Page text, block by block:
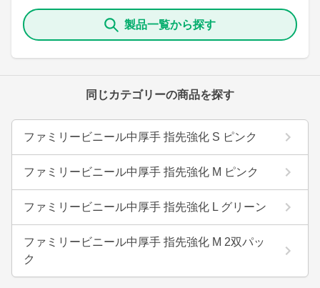
製品一覧から探す
同じカテゴリーの商品を探す
ファミリービニール中厚手 指先強化 S ピンク
ファミリービニール中厚手 指先強化 M ピンク
ファミリービニール中厚手 指先強化 L グリーン
ファミリービニール中厚手 指先強化 M 2双パッ
ク